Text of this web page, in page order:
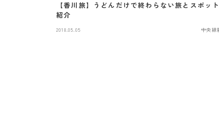
【香川旅】うどんだけで終わらない旅とスポッ
紹介
2018.05.05 中央線